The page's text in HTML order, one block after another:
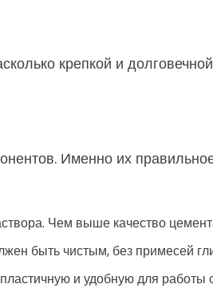
крепкой и
Именно их
Чем выше качество
быть чистым, без примесей
и удобную для работы